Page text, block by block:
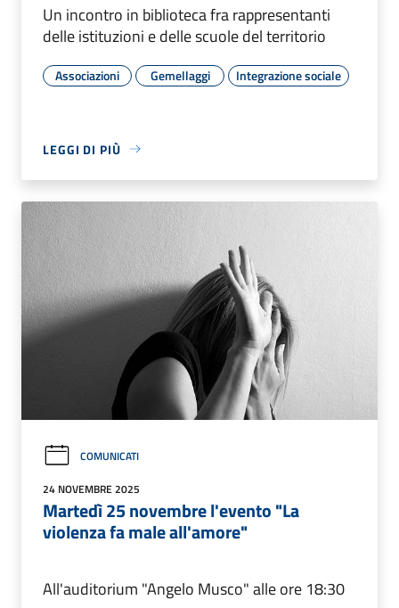
Un incontro in biblioteca fra rappresentanti
delle istituzioni e delle scuole del territorio
Associazioni Gemellaggi Integrazione sociale
LEGGI DI PIÙ
COMUNICATI
24 NOVEMBRE 2025
Martedì 25 novembre l'evento "La
violenza fa male all'amore"
All'auditorium "Angelo Musco" alle ore 18:30